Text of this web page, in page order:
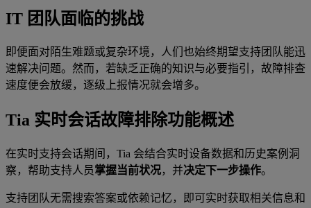
IT 团队面临的挑战
即便面对陌生难题或复杂环境，人们也始终期望支持团队能迅
速解决问题。然而，若缺乏正确的知识与必要指引，故障排查
速度便会放缓，逐级上报情况就会增多。
Tia 实时会话故障排除功能概述
在实时支持会话期间，Tia 会结合实时设备数据和历史案例洞
察，帮助支持人员掌握当前状况，并决定下一步操作。
支持团队无需搜索答案或依赖记忆，即可实时获取相关信息和